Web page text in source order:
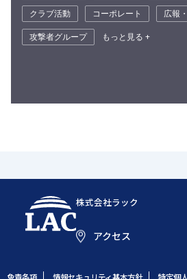
クラブ活動
コーポレート
広報
攻撃者グループ
もっと見る +
株式会社ラック
アクセス